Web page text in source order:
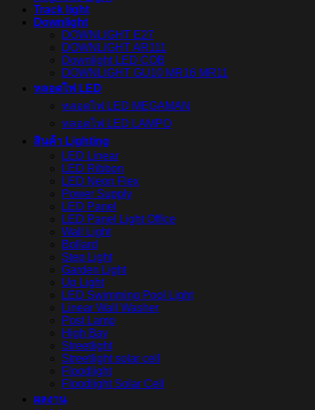
Track light
Downlight
DOWNLIGHT E27
DOWNLIGHT AR111
Downlight LED COB
DOWNLIGHT GU10 MR16 MR11
หลอดไฟ LED
หลอดไฟ LED MEGAMAN
หลอดไฟ LED LAMPO
สินค้า Lighting
LED Linear
LED Ribbon
LED Neon Flex
Power Supply
LED Panel
LED Panel Light Office
Wall Light
Bollard
Step Light
Garden Light
Up Light
LED Swimming Pool Light
Linear Wall Washer
Post Lamp
High Bay
Streetlight
Streetlight solar cell
Floodlight
Floodlight Solar Cell
ผลงาน